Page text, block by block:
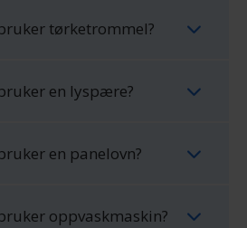
tørketrommel?
en lyspære?
en panelovn?
oppvaskmaskin?